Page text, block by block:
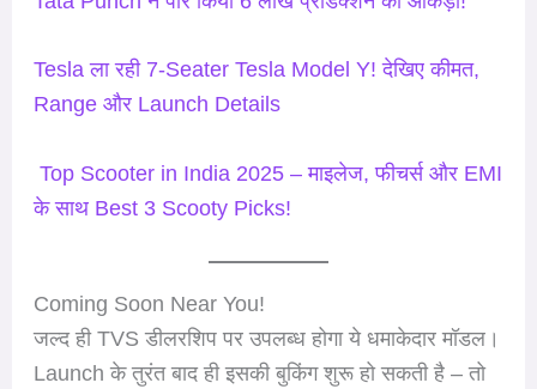
Tesla ला रही 7-Seater Tesla Model Y! देखिए कीमत,
Range और Launch Details
Top Scooter in India 2025 – माइलेज, फीचर्स और EMI
के साथ Best 3 Scooty Picks!
Coming Soon Near You!
जल्द ही TVS डीलरशिप पर उपलब्ध होगा ये धमाकेदार मॉडल।
Launch के तुरंत बाद ही इसकी बुकिंग शुरू हो सकती है – तो